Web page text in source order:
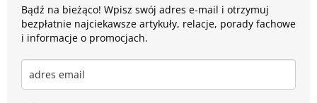
Bądź na bieżąco! Wpisz swój adres e-mail i otrzymuj
bezpłatnie najciekawsze artykuły, relacje, porady fachowe
i informacje o promocjach.